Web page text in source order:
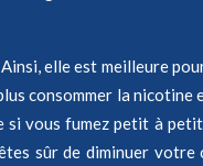
elle est meilleure
consommer la
vous fumez petit à
sûr de diminuer